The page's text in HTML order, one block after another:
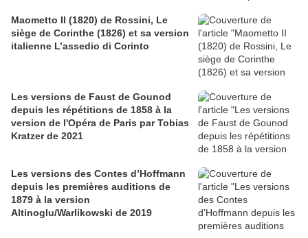
Maometto II (1820) de Rossini, Le
siège de Corinthe (1826) et sa version
italienne L’assedio di Corinto
Les versions de Faust de Gounod
depuis les répétitions de 1858 à la
version de l'Opéra de Paris par Tobias
Kratzer de 2021
Les versions des Contes d’Hoffmann
depuis les premières auditions de
1879 à la version
Altinoglu/Warlikowski de 2019